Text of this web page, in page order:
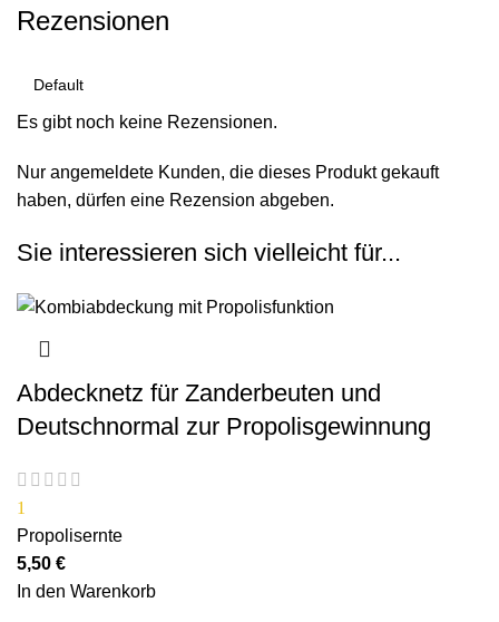
Rezensionen
Es gibt noch keine Rezensionen.
Nur angemeldete Kunden, die dieses Produkt gekauft
haben, dürfen eine Rezension abgeben.
Sie interessieren sich vielleicht für...
Abdecknetz für Zanderbeuten und
Deutschnormal zur Propolisgewinnung
1
Propolisernte
5,50 €
In den Warenkorb